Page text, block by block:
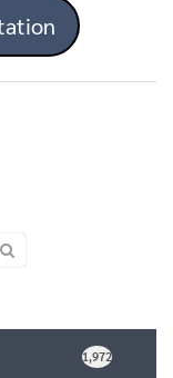
1,972